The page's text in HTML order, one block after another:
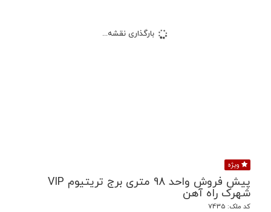
بارگذاری نقشه...
ویژه
پیش فروش واحد 98 متری برج تریتیوم VIP
شهرک راه آهن
کد ملک: 7435